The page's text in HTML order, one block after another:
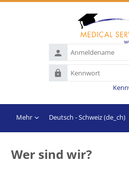
Anmeldename
Kennwort
Mehr Deutsch - Schweiz ‎(de_ch)‎
Wer sind wir?